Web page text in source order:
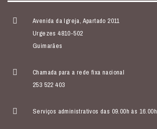
Avenida da Igreja, Apartado 2011
Urgezes 4810-502
Guimarães
Chamada para a rede fixa nacional
253 522 403
Serviços administrativos das 09.00h às 16.00h